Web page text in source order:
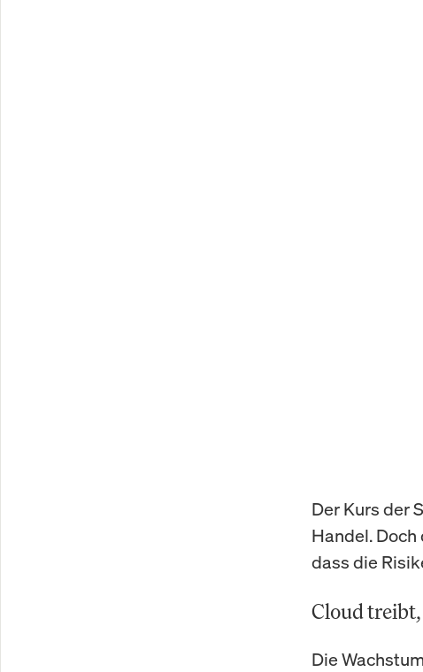
Der Kurs der
Handel.
dass die
Cloud
Die